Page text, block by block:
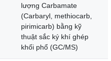
lượng Carbamate
(Carbaryl, methiocarb,
pirimicarb) bằng kỹ
thuật sắc ký khí ghép
khối phổ (GC/MS)